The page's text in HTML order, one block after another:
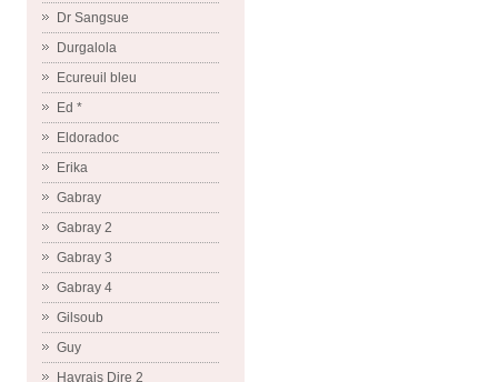
Dr Sangsue
Durgalola
Ecureuil bleu
Ed *
Eldoradoc
Erika
Gabray
Gabray 2
Gabray 3
Gabray 4
Gilsoub
Guy
Havrais Dire 2